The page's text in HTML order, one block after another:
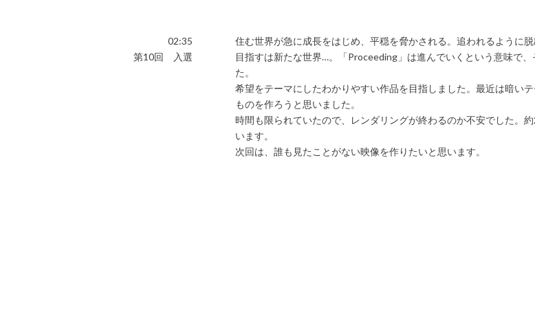
02:35
第10回 入選
住む世界が急に成長をはじめ、平穏を脅かされる。追われるように
目指すは新たな世界…。「Proceeding」は進んでいくという意味で
た。
希望をテーマにしたわかりやすい作品を目指しました。最近は暗い
ものを作ろうと思いました。
時間も限られていたので、レンダリングが終わるのか不安でした。
います。
次回は、誰も見たことがない映像を作りたいと思います。